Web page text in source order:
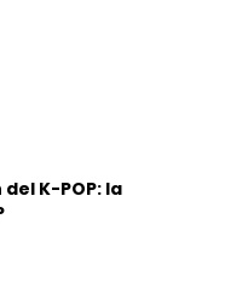
K-POP: la